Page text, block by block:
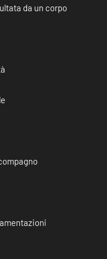
da un corpo